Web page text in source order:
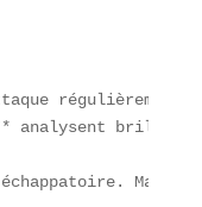
régulièrement
analysent